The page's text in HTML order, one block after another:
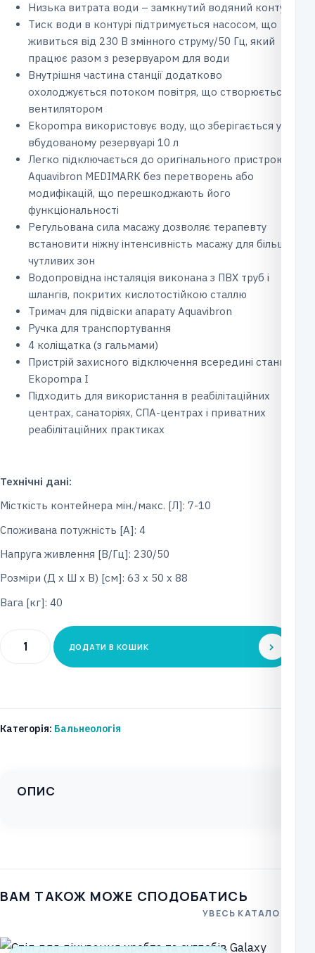
Низька витрата води – замкнутий водяний контур
Тиск води в контурі підтримується насосом, що
живиться від 230 В змінного струму/50 Гц, який
працює разом з резервуаром для води
Внутрішня частина станції додатково
охолоджується потоком повітря, що створюється
вентилятором
Ekopompa використовує воду, що зберігається у
вбудованому резервуарі 10 л
Легко підключається до оригінального пристрою
Aquavibron MEDIMARK без перетворень або
модифікацій, що перешкоджають його
функціональності
Регульована сила масажу дозволяє терапевту
встановити ніжну інтенсивність масажу для більш
чутливих зон
Водопровідна інсталяція виконана з ПВХ труб і
шлангів, покритих кислотостійкою сталлю
Тримач для підвіски апарату Aquavibron
Ручка для транспортування
4 коліщатка (з гальмами)
Пристрій захисного відключення всередині станції
Ekopompa І
Підходить для використання в реабілітаційних
центрах, санаторіях, СПА-центрах і приватних
реабілітаційних практиках
Технічні дані:
Місткість контейнера мін./макс. [Л]: 7-10
Споживана потужність [A]: 4
Напруга живлення [В/Гц]: 230/50
Розміри (Д x Ш x В) [см]: 63 х 50 х 88
Вага [кг]: 40
Терапевтична
EKOPOMPA
ДОДАТИ В КОШИК
Категорія: Бальнеологія
ОПИС
ВАМ ТАКОЖ МОЖЕ СПОДОБАТИСЬ
УВЕСЬ КАТАЛОГ